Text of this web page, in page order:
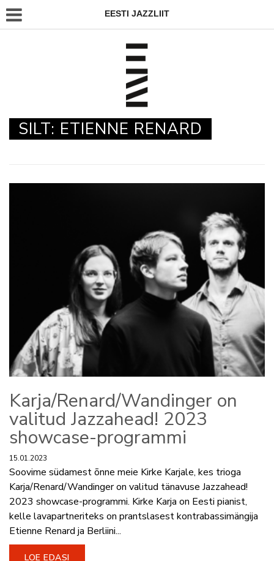
EESTI JAZZLIIT
SILT: ETIENNE RENARD
Karja/Renard/Wandinger on
valitud Jazzahead! 2023
showcase-programmi
15.01.2023
Soovime südamest õnne meie Kirke Karjale, kes trioga
Karja/Renard/Wandinger on valitud tänavuse Jazzahead!
2023 showcase-programmi. Kirke Karja on Eesti pianist,
kelle lavapartneriteks on prantslasest kontrabassimängija
Etienne Renard ja Berliini...
LOE EDASI